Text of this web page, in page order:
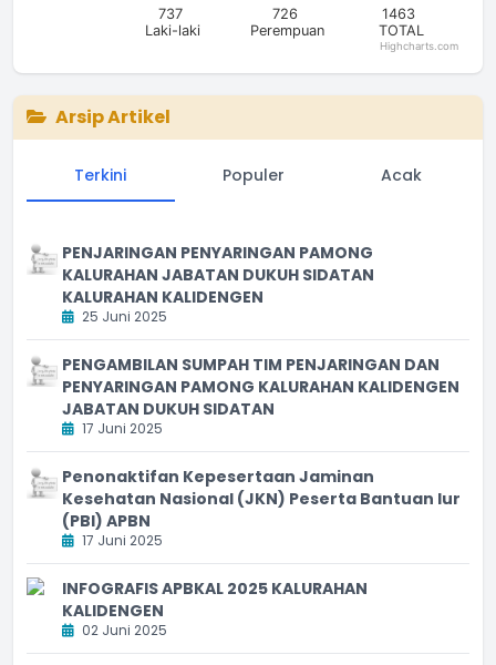
737
Laki-laki
726
Perempuan
1463
TOTAL
Highcharts.com
Arsip Artikel
Terkini Populer Acak
PENJARINGAN PENYARINGAN PAMONG
KALURAHAN JABATAN DUKUH SIDATAN
KALURAHAN KALIDENGEN
25 Juni 2025
PENGAMBILAN SUMPAH TIM PENJARINGAN DAN
PENYARINGAN PAMONG KALURAHAN KALIDENGEN
JABATAN DUKUH SIDATAN
17 Juni 2025
Penonaktifan Kepesertaan Jaminan
Kesehatan Nasional (JKN) Peserta Bantuan Iur
(PBI) APBN
17 Juni 2025
INFOGRAFIS APBKAL 2025 KALURAHAN
KALIDENGEN
02 Juni 2025